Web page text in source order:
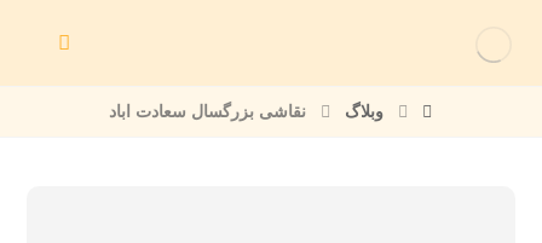
وبلاگ نقاشی بزرگسال سعادت اباد